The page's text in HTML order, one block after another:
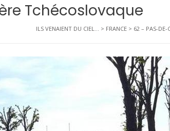
Tchécoslovaque
ILS VENAIENT DU CIEL... > FRANCE > 62 – PAS-DE-